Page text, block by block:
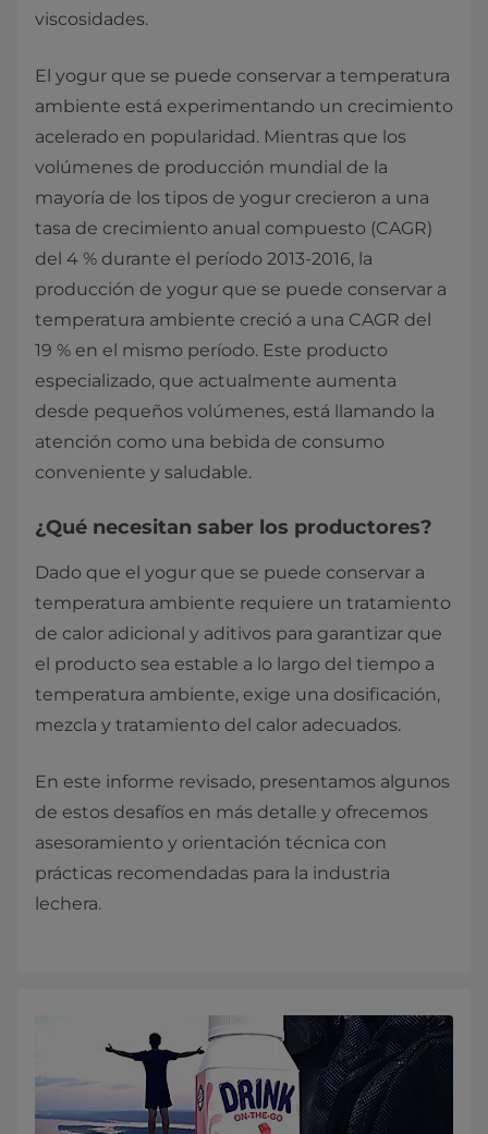
viscosidades.
El yogur que se puede conservar a temperatura
ambiente está experimentando un crecimiento
acelerado en popularidad. Mientras que los
volúmenes de producción mundial de la
mayoría de los tipos de yogur crecieron a una
tasa de crecimiento anual compuesto (CAGR)
del 4 % durante el período 2013-2016, la
producción de yogur que se puede conservar a
temperatura ambiente creció a una CAGR del
19 % en el mismo período. Este producto
especializado, que actualmente aumenta
desde pequeños volúmenes, está llamando la
atención como una bebida de consumo
conveniente y saludable.
¿Qué necesitan saber los productores?
Dado que el yogur que se puede conservar a
temperatura ambiente requiere un tratamiento
de calor adicional y aditivos para garantizar que
el producto sea estable a lo largo del tiempo a
temperatura ambiente, exige una dosificación,
mezcla y tratamiento del calor adecuados.
En este informe revisado, presentamos algunos
de estos desafíos en más detalle y ofrecemos
asesoramiento y orientación técnica con
prácticas recomendadas para la industria
lechera.